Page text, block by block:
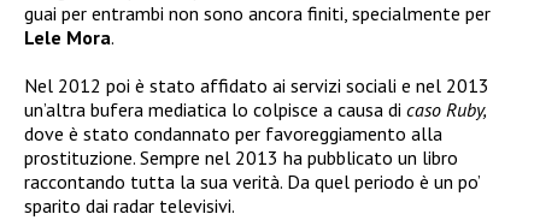
guai per entrambi non sono ancora finiti, specialmente per
Lele Mora.
Nel 2012 poi è stato affidato ai servizi sociali e nel 2013
un’altra bufera mediatica lo colpisce a causa di caso Ruby,
dove è stato condannato per favoreggiamento alla
prostituzione. Sempre nel 2013 ha pubblicato un libro
raccontando tutta la sua verità. Da quel periodo è un po’
sparito dai radar televisivi.